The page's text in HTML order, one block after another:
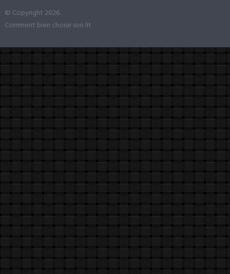
© Copyright 2026.
Comment bien choisir son lit